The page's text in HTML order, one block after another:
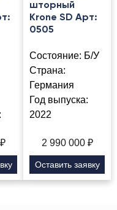
₽
шторный
Krone SD Арт:
0505
Состояние: Б/У
Страна:
Германия
Год выпуска:
2022
2 990 000₽
Оставить заявку